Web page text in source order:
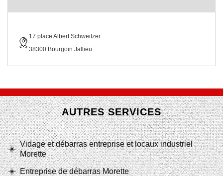
17 place Albert Schweitzer
38300 Bourgoin Jallieu
AUTRES SERVICES
Vidage et débarras entreprise et locaux industriel
Morette
Entreprise de débarras Morette